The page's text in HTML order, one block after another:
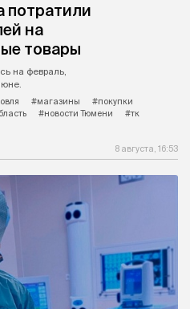
потратили
на
товары
на февраль,
#магазины
#покупки
#новости Тюмени #тк
8 августа, 16:53